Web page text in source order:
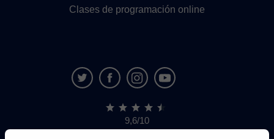
Clases de programación online
9,6/10
1.339.284